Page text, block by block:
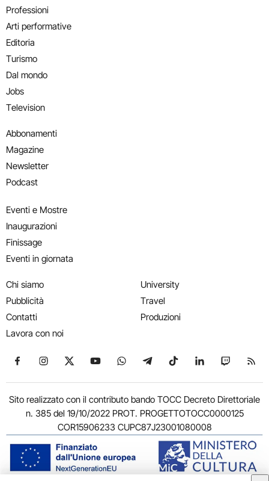
Professioni
Arti performative
Editoria
Turismo
Dal mondo
Jobs
Television
Abbonamenti
Magazine
Newsletter
Podcast
Eventi e Mostre
Inaugurazioni
Finissage
Eventi in giornata
Chi siamo
Pubblicità
Contatti
Lavora con noi
University
Travel
Produzioni
Seguici su Facebook
Seguici su Instagram
Seguici su X
Seguici su YouTube
Seguici su WhatsApp
Seguici su Telegram
Seguici su TikTok
Seguici su
Seguici
Sito realizzato con il contributo bando TOCC Decreto Direttoriale
n. 385 del 19/10/2022 PROT. PROGETTOTOCC0000125
COR15906233 CUPC87J23001080008